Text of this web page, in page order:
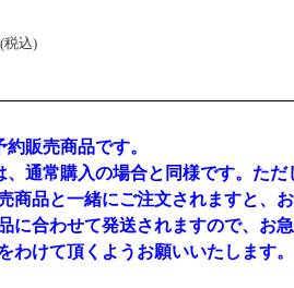
(税込)
販売商品です。
、通常購入の場合と同様です。ただ
商品と一緒にご注文されますと、
に合わせて発送されますので、お
わけて頂くようお願いいたします。